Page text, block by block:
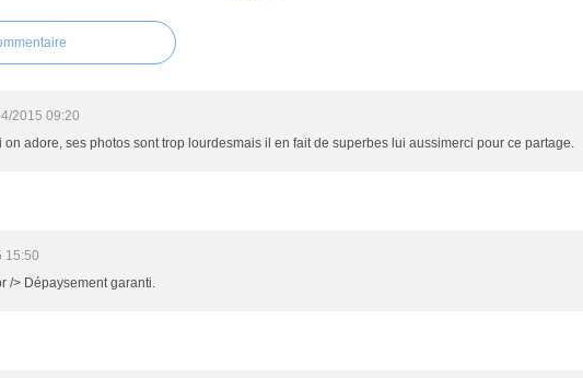
2015 09:20
on adore, ses photos sont trop lourdesmais il en fait de superbes lui aussimerci pour ce partage.
15:50
/> Dépaysement garanti.